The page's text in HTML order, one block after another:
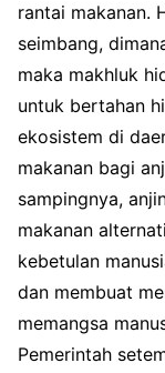
rantai makanan.
seimbang,
maka makhluk
untuk bertahan
ekosistem di
makanan bagi
sampingnya,
makanan
kebetulan
dan membuat
memangsa
Pemerintah